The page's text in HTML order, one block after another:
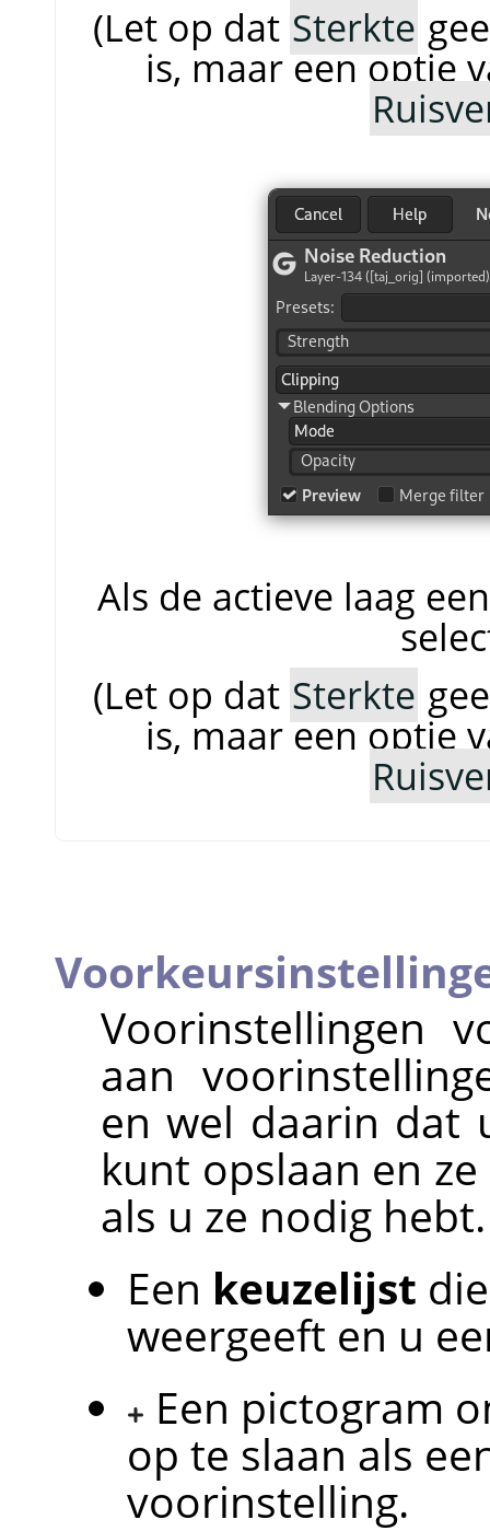
(Let op dat Sterkte
is, maar een optie
Als de actieve laag
(Let op dat Sterkte
is, maar een optie
Voorinstellingen
aan
en wel daarin dat
kunt opslaan en
als u ze nodig
Een keuzelijst
weergeeft en u
Een pictogram
op te slaan als
voorinstelling.